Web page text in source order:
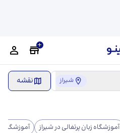
شیراز نقشه
آموزشگاه زبان پرتغالی در شیراز آموزشگاه